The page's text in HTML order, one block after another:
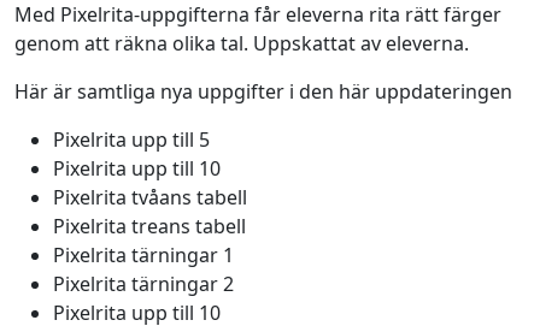
Med Pixelrita-uppgifterna får eleverna rita rätt färger
genom att räkna olika tal. Uppskattat av eleverna.
Här är samtliga nya uppgifter i den här uppdateringen
Pixelrita upp till 5
Pixelrita upp till 10
Pixelrita tvåans tabell
Pixelrita treans tabell
Pixelrita tärningar 1
Pixelrita tärningar 2
Pixelrita upp till 10